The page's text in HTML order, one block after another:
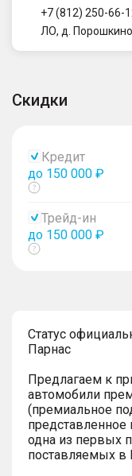
+7 (812) 250-66-
ЛО, д.
Скидки
Кредит
до 150 000 ₽
Показать
Трейд-ин
до 150 000 ₽
Показать
Статус
Парнас
Предлагаем к
автомобили
(премиальное
представленное
одна из первых
поставляемых в